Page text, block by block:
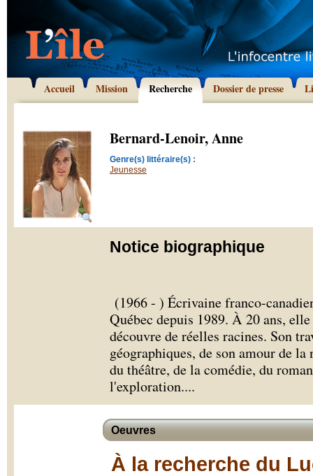
Accueil Mission Recherche Dossier de presse
Bernard-Lenoir, Anne
Genre(s) littéraire(s) :
Jeunesse
Notice biographique
(1966 - ) Écrivaine franco-
Québec depuis 1989. À 20 ans,
découvre de réelles racines. Son
géographiques, de son amour de
du théâtre, de la comédie, du
l'exploration....
Oeuvres
À la recherche du